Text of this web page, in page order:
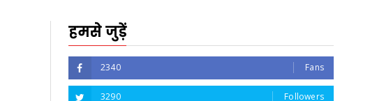
हमसे जुड़ें
2340 Fans
3290 Followers